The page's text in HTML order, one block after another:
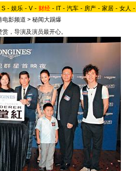
S - 娱乐 - V - 财经 - IT - 汽车 - 房产 - 家居 - 女人 -
电影频道 > 秘闻大踢爆
赏，导演及演员最开心。